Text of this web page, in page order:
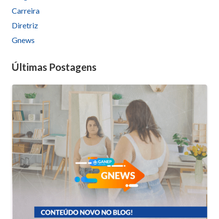
Carreira
Diretriz
Gnews
Últimas Postagens